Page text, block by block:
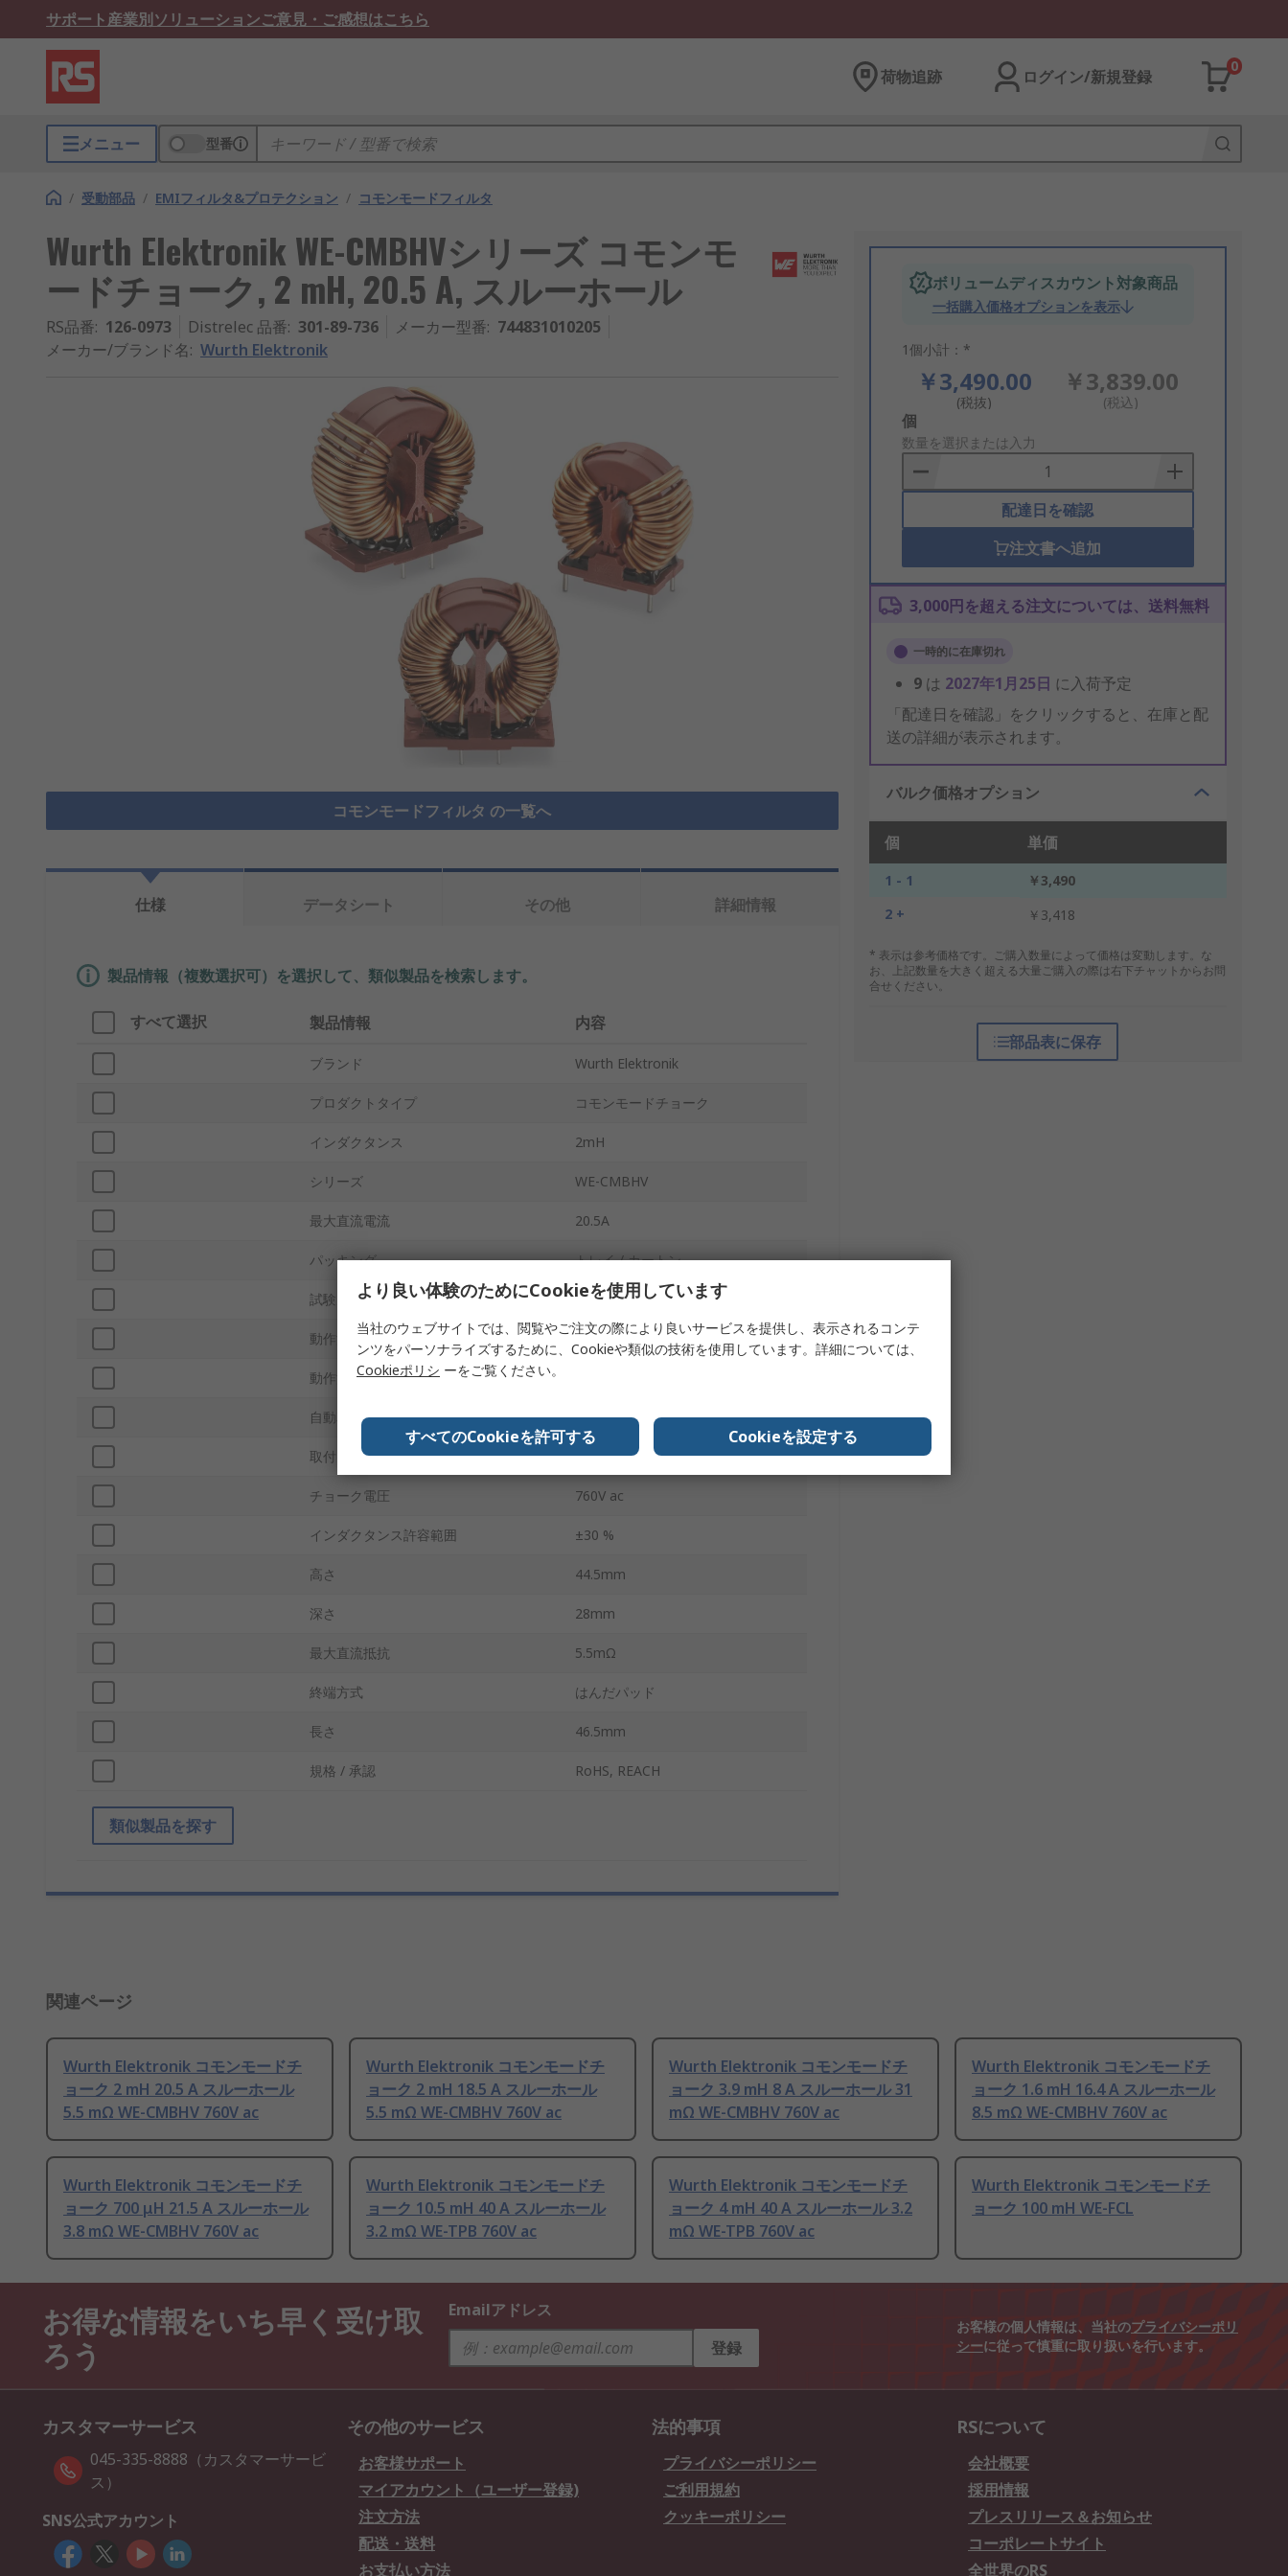
サポート産業別ソリューションご意見・ご感想はこちら
荷物追跡 ログイン/新規登録
0
メニュー 型番
/ 受動部品 / EMIフィルタ&プロテクション / コモンモードフィルタ
Wurth Elektronik WE-CMBHVシリーズ コモンモ
ードチョーク, 2 mH, 20.5 A, スルーホール
RS品番: 126-0973 Distrelec 品番: 301-89-736 メーカー型番: 744831010205
メーカー/ブランド名: Wurth Elektronik
コモンモードフィルタ の一覧へ
ボリュームディスカウント対象商品
一括購入価格オプションを表示
1個小計：*
￥3,490.00
(税抜)
￥3,839.00
(税込)
Add
to
Basket
個
数量を選択または入力
配達日を確認
注文書へ追加
3,000円を超える注文については、送料無料
一時的に在庫切れ
9 は 2027年1月25日 に入荷予定
「配達日を確認」をクリックすると、在庫と配
送の詳細が表示されます。
バルク価格オプション
個 単価
1 - 1
￥3,490
2 +
￥3,418
* 表示は参考価格です。ご購入数量によって価格は変動します。な
お、上記数量を大きく超える大量ご購入の際は右下チャットからお問
合せください。
部品表に保存
仕様 データシート その他 詳細情報
製品情報（複数選択可）を選択して、類似製品を検索します。
すべて選択 製品情報 内容
ブランド Wurth Elektronik
プロダクトタイプ コモンモードチョーク
インダクタンス 2mH
シリーズ WE-CMBHV
最大直流電流 20.5A
パッキング トレイ / カートン
試験周波数 10kHz
動作温度 Max 125°C
動作温度 Min
自動車規格 なし
取付タイプ スルーホール
チョーク電圧 760V ac
インダクタンス許容範囲 ±30 %
高さ 44.5mm
深さ 28mm
最大直流抵抗 5.5mΩ
終端方式 はんだパッド
長さ 46.5mm
規格 / 承認 RoHS, REACH
類似製品を探す
関連ページ
Wurth Elektronik コモンモードチ
ョーク 2 mH 20.5 A スルーホール
5.5 mΩ WE-CMBHV 760V ac
Wurth Elektronik コモンモードチ
ョーク 2 mH 18.5 A スルーホール
5.5 mΩ WE-CMBHV 760V ac
Wurth Elektronik コモンモードチ
ョーク 3.9 mH 8 A スルーホール 31
mΩ WE-CMBHV 760V ac
Wurth Elektronik コモンモードチ
ョーク 1.6 mH 16.4 A スルーホール
8.5 mΩ WE-CMBHV 760V ac
Wurth Elektronik コモンモードチ
ョーク 700 μH 21.5 A スルーホール
3.8 mΩ WE-CMBHV 760V ac
Wurth Elektronik コモンモードチ
ョーク 10.5 mH 40 A スルーホール
3.2 mΩ WE-TPB 760V ac
Wurth Elektronik コモンモードチ
ョーク 4 mH 40 A スルーホール 3.2
mΩ WE-TPB 760V ac
Wurth Elektronik コモンモードチ
ョーク 100 mH WE-FCL
お得な情報をいち早く受け取
ろう
Emailアドレス
登録
お客様の個人情報は、当社のプライバシーポリ
シーに従って慎重に取り扱いを行います。
カスタマーサービス
045-335-8888（カスタマーサービ
ス）
SNS公式アカウント
その他のサービス
お客様サポート
マイアカウント（ユーザー登録)
注文方法
配送・送料
お支払い方法
法的事項
プライバシーポリシー
ご利用規約
クッキーポリシー
RSについて
会社概要
採用情報
プレスリリース＆お知らせ
コーポレートサイト
全世界のRS
より良い体験のためにCookieを使用しています
当社のウェブサイトでは、閲覧やご注文の際により良いサービスを提供し、表示されるコンテ
ンツをパーソナライズするために、Cookieや類似の技術を使用しています。詳細については、
Cookieポリシ ーをご覧ください。
すべてのCookieを許可する Cookieを設定する